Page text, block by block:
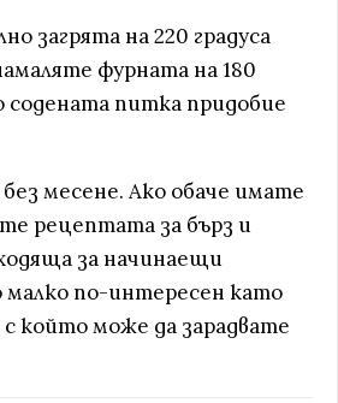
загрята на 220 градуса
фурната на 180
содената питка придобие
месене. Ако обаче имате
рецептата за бърз и
за начинаещи
малко по-интересен като
който може да зарадвате